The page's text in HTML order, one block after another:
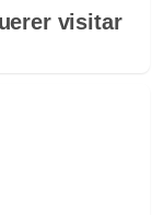
visitar